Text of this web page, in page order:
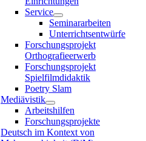
Service
Seminararbeiten
Unterrichtsentwürfe
Forschungsprojekt
Orthografieerwerb
Forschungsprojekt
Spielfilmdidaktik
Poetry Slam
Mediävistik
Arbeitshilfen
Forschungsprojekte
Deutsch im Kontext von